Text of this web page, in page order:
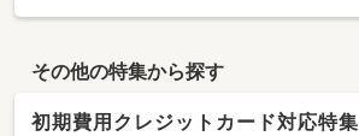
その他の特集から探す
初期費用クレジットカード対応特集